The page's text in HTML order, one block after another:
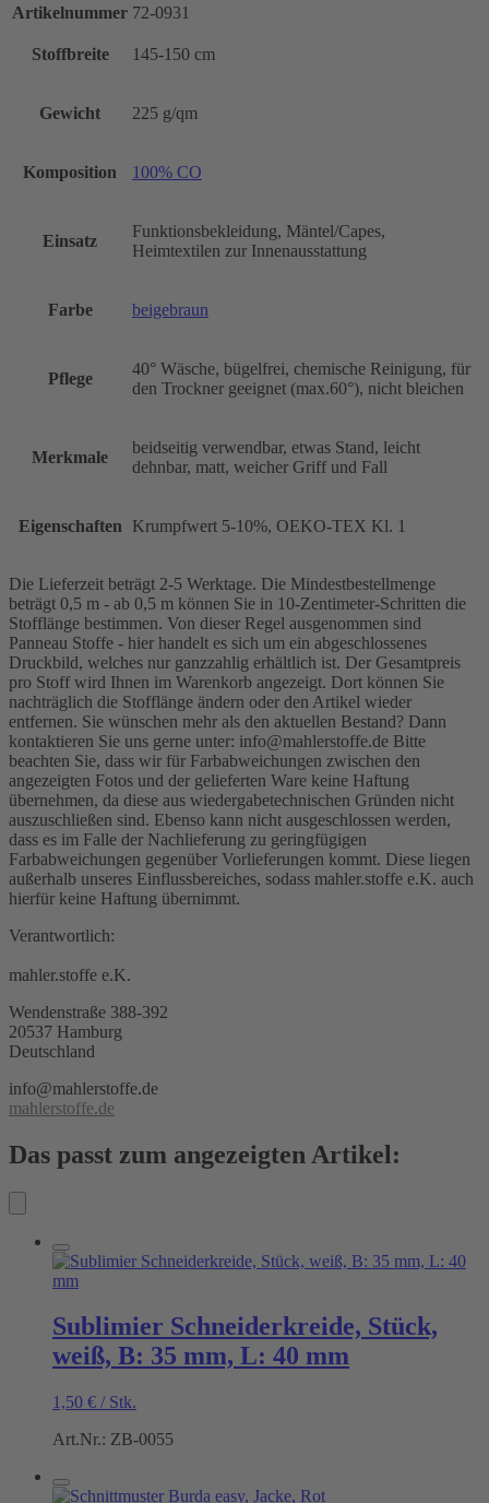
Artikelnummer 72-0931
Stoffbreite 145-150 cm
Gewicht 225 g/qm
Komposition 100% CO
Einsatz
Funktionsbekleidung, Mäntel/Capes,
Heimtextilen zur Innenausstattung
Farbe beigebraun
Pflege
40° Wäsche, bügelfrei, chemische Reinigung, für
den Trockner geeignet (max.60°), nicht bleichen
Merkmale
beidseitig verwendbar, etwas Stand, leicht
dehnbar, matt, weicher Griff und Fall
Eigenschaften Krumpfwert 5-10%, OEKO-TEX Kl. 1
Die Lieferzeit beträgt 2-5 Werktage. Die Mindestbestellmenge
beträgt 0,5 m - ab 0,5 m können Sie in 10-Zentimeter-Schritten die
Stofflänge bestimmen. Von dieser Regel ausgenommen sind
Panneau Stoffe - hier handelt es sich um ein abgeschlossenes
Druckbild, welches nur ganzzahlig erhältlich ist. Der Gesamtpreis
pro Stoff wird Ihnen im Warenkorb angezeigt. Dort können Sie
nachträglich die Stofflänge ändern oder den Artikel wieder
entfernen. Sie wünschen mehr als den aktuellen Bestand? Dann
kontaktieren Sie uns gerne unter: info@mahlerstoffe.de Bitte
beachten Sie, dass wir für Farbabweichungen zwischen den
angezeigten Fotos und der gelieferten Ware keine Haftung
übernehmen, da diese aus wiedergabetechnischen Gründen nicht
auszuschließen sind. Ebenso kann nicht ausgeschlossen werden,
dass es im Falle der Nachlieferung zu geringfügigen
Farbabweichungen gegenüber Vorlieferungen kommt. Diese liegen
außerhalb unseres Einflussbereiches, sodass mahler.stoffe e.K. auch
hierfür keine Haftung übernimmt.
Verantwortlich:
mahler.stoffe e.K.
Wendenstraße 388-392
20537 Hamburg
Deutschland
info@mahlerstoffe.de
mahlerstoffe.de
Das passt zum angezeigten Artikel:
Sublimier Schneiderkreide, Stück,
weiß, B: 35 mm, L: 40 mm
1,50 € / Stk.
Art.Nr.: ZB-0055